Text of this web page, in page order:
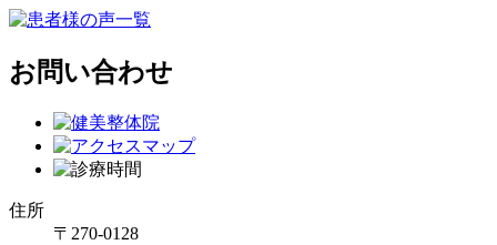
お問い合わせ
住所
〒270-0128